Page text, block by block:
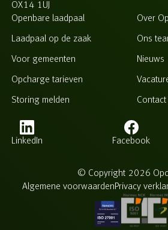
OX14 1UJ
Openbare laadpaal
Laadpaal op de zaak
Voor gemeenten
Opcharge tarieven
Storing melden
Over
Ons
Nieuws
Contact
LinkedIn Facebook
© Copyright 2026
Algemene voorwaardenPrivacy